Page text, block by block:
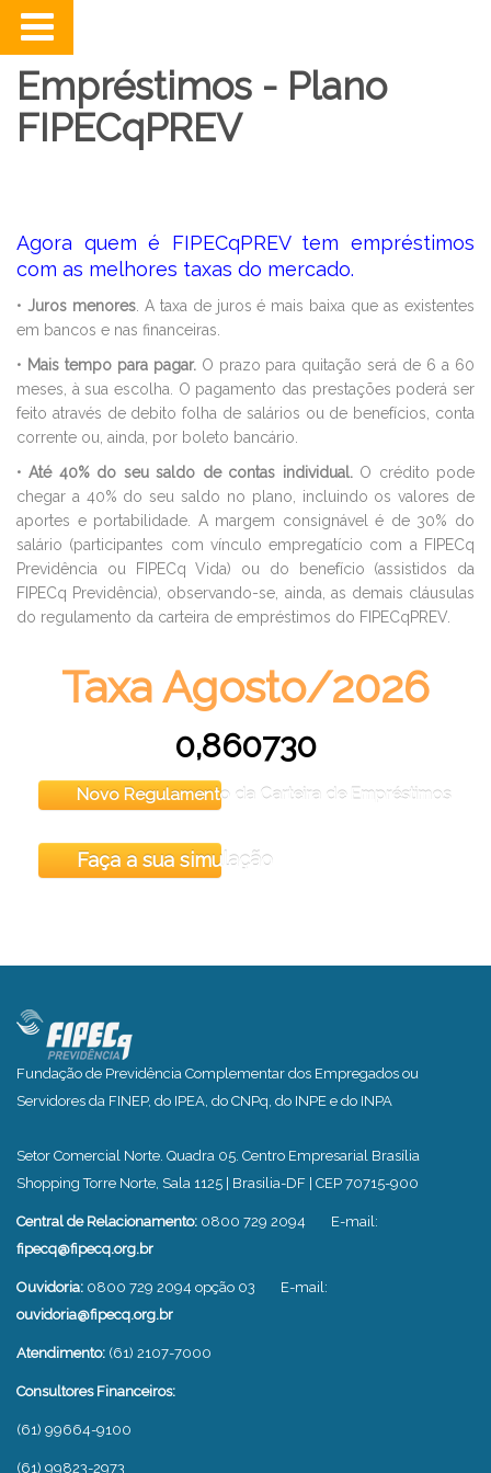
Empréstimos - Plano
FIPECqPREV
Agora quem é FIPECqPREV tem empréstimos
com as melhores taxas do mercado.
• Juros menores. A taxa de juros é mais baixa que as existentes
em bancos e nas financeiras.
• Mais tempo para pagar.O prazo para quitação será de 6 a 60
meses, à sua escolha. O pagamento das prestações poderá ser
feito através de debito folha de salários ou de benefícios, conta
corrente ou, ainda, por boleto bancário.
•Até 40% do seu saldo de contas individual.O crédito pode
chegar a 40% do seu saldo no plano, incluindo os valores de
aportes e portabilidade. A margem consignável é de 30% do
salário (participantes com vínculo empregatício com a FIPECq
Previdência ou FIPECq Vida) ou do benefício (assistidos da
FIPECq Previdência), observando-se, ainda, as demais cláusulas
do regulamento da carteira de empréstimos do FIPECqPREV.
Taxa Agosto/2026
0,860730
Novo Regulamento da Carteira de Empréstimos
Faça a sua simulação
Fundação de Previdência Complementar dos Empregados ou
Servidores da FINEP, do IPEA, do CNPq, do INPE e do INPA
Setor Comercial Norte. Quadra 05. Centro Empresarial Brasília
Shopping Torre Norte, Sala 1125 | Brasilia-DF | CEP 70715-900
Central de Relacionamento: 0800 729 2094
E-mail:
fipecq@fipecq.org.br
Ouvidoria: 0800 729 2094 opção 03
E-mail:
ouvidoria@fipecq.org.br
Atendimento: (61) 2107-7000
Consultores Financeiros:
(61) 99664-9100
(61) 99823-2973